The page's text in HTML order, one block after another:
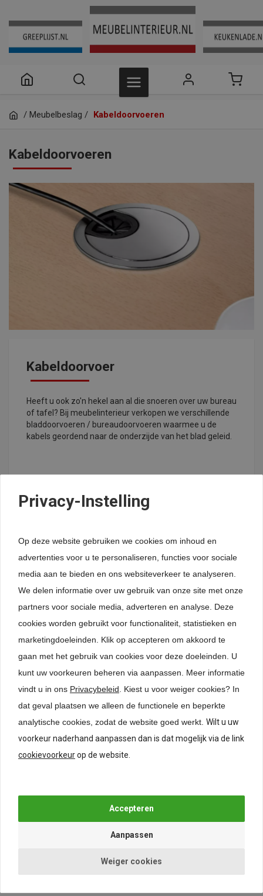
/ Meubelbeslag / Kabeldoorvoeren
Kabeldoorvoeren
Kabeldoorvoer
Heeft u ook zo'n hekel aan al die snoeren over uw bureau
of tafel? Bij meubelinterieur verkopen we verschillende
bladdoorvoeren / bureaudoorvoeren waarmee u de
kabels geordend naar de onderzijde van het blad geleid.
24-uurs levering* Lage verzendkosten
Privacy-Instelling
Op deze website gebruiken we cookies om inhoud en
advertenties voor u te personaliseren, functies voor sociale
media aan te bieden en ons websiteverkeer te analyseren.
We delen informatie over uw gebruik van onze site met onze
partners voor sociale media, adverteren en analyse. Deze
cookies worden gebruikt voor functionaliteit, statistieken en
marketingdoeleinden. Klik op accepteren om akkoord te
gaan met het gebruik van cookies voor deze doeleinden. U
kunt uw voorkeuren beheren via aanpassen.
Meer informatie
vindt u in ons Privacybeleid . Kiest u voor weiger cookies? In
dat geval plaatsen we alleen de functionele en beperkte
analytische cookies, zodat de website goed werkt. Wilt u uw
voorkeur naderhand aanpassen dan is dat mogelijk via de link
cookievoorkeurop de website.
Weiger cookies